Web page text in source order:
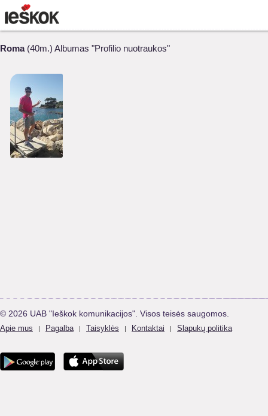
Roma(40m.) Albumas "Profilio nuotraukos"
© 2026 UAB "Ieškok komunikacijos". Visos teisės saugomos.
Apie mus | Pagalba | Taisyklės | Kontaktai | Slapukų politika